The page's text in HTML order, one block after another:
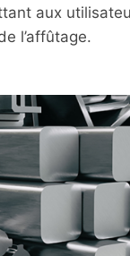
aux
l’affûtage.